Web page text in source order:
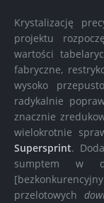
Krystalizację
projektu
wartości
fabryczne,
wysoko
radykalnie
znacznie
wielokrotnie
Supersprint.
sumptem w
przelotowych